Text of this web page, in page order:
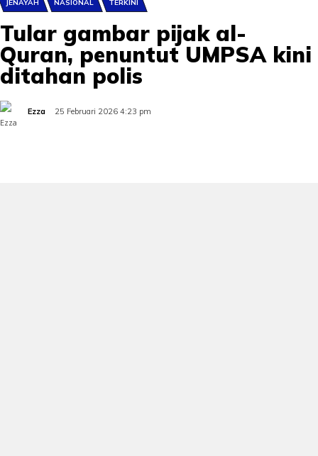
JENAYAH NASIONAL TERKINI
Tular gambar pijak al-
Quran, penuntut UMPSA kini
ditahan polis
Ezza 25 Februari 2026 4:23 pm